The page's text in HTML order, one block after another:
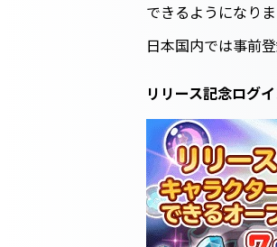
できるようになりま
日本国内では事前
リリース記念ログ